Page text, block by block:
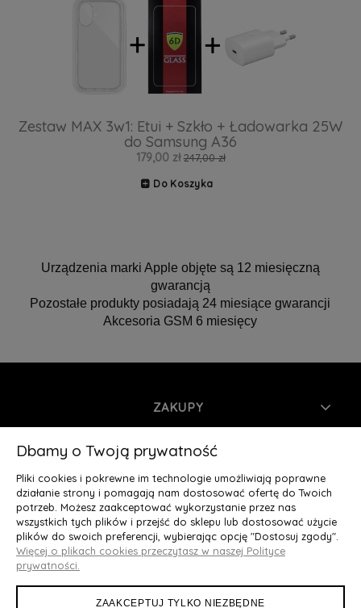
Zestaw MAX 3w1: Etui + Szkło + Ładowarka 25W
do Samsung A36
179,00 zł 247,00 zł
Do Koszyka
Urządzenia marki Apple objęte są 12 miesięczną
gwarancją
Pozostałe produkty posiadają 24 miesiące gwarancji
Akcesoria GSM 6 miesięcy
ZAKUPY
INFORMACJE
MOJE KONTO
O NAS
Deluxury.pl
Dbamy o Twoją prywatność
Pliki cookies i pokrewne im technologie umożliwiają poprawne
działanie strony i pomagają nam dostosować ofertę do Twoich
potrzeb. Możesz zaakceptować wykorzystanie przez nas
wszystkich tych plików i przejść do sklepu lub dostosować użycie
plików do swoich preferencji, wybierając opcję "Dostosuj zgody".
Więcej o plikach cookies przeczytasz w naszej Polityce
prywatności.
ZAAKCEPTUJ TYLKO NIEZBĘDNE